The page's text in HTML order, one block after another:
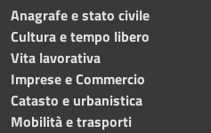
Anagrafe e stato civile
Cultura e tempo libero
Vita lavorativa
Imprese e Commercio
Catasto e urbanistica
Mobilità e trasporti